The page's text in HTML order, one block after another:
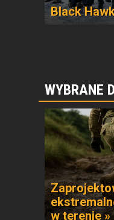
Black
WYBRANE
w terenie »